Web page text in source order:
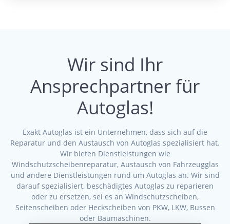
Wir sind Ihr
Ansprechpartner für
Autoglas!
Exakt Autoglas ist ein Unternehmen, dass sich auf die
Reparatur und den Austausch von Autoglas spezialisiert hat.
Wir bieten Dienstleistungen wie
Windschutzscheibenreparatur, Austausch von Fahrzeugglas
und andere Dienstleistungen rund um Autoglas an. Wir sind
darauf spezialisiert, beschädigtes Autoglas zu reparieren
oder zu ersetzen, sei es an Windschutzscheiben,
Seitenscheiben oder Heckscheiben von PKW, LKW, Bussen
oder Baumaschinen.